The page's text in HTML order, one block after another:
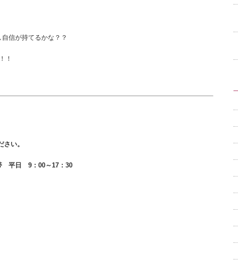
信が持てるかな？？
！
い。
平日 9：00～17：30